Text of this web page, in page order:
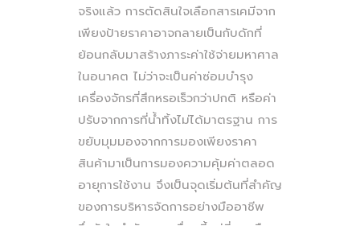
จริงแล้ว การตัดสินใจเลือกสารเคมีจาก
เพียงป้ายราคาอาจกลายเป็นกับดักที่
ย้อนกลับมาสร้างภาระค่าใช้จ่ายมหาศาล
ในอนาคต ไม่ว่าจะเป็นค่าซ่อมบำรุง
เครื่องจักรที่สึกหรอเร็วกว่าปกติ หรือค่า
ปรับจากการที่น้ำทิ้งไม่ได้มาตรฐาน การ
ขยับมุมมองจากการมองเพียงราคา
สินค้ามาเป็นการมองความคุ้มค่าตลอด
อายุการใช้งาน จึงเป็นจุดเริ่มต้นที่สำคัญ
ของการบริหารจัดการอย่างมืออาชีพ